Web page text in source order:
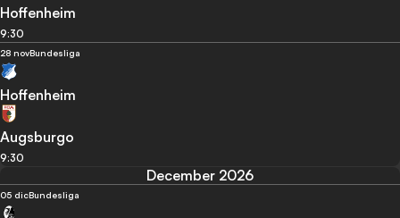
Hoffenheim
9:30
28 novBundesliga
Hoffenheim
Augsburgo
9:30
December 2026
05 dicBundesliga